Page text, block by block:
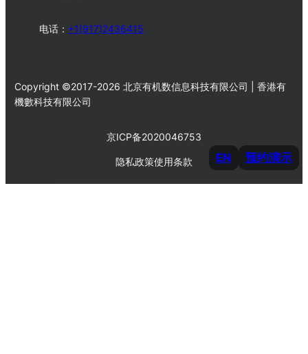
EN 预约演示
电话： +1(917)2436415
Copyright ©2017-2026 北京有机数信息科技有限公司 | 香港有
機數科技有限公司
京ICP备2020046753
隐私政策使用条款